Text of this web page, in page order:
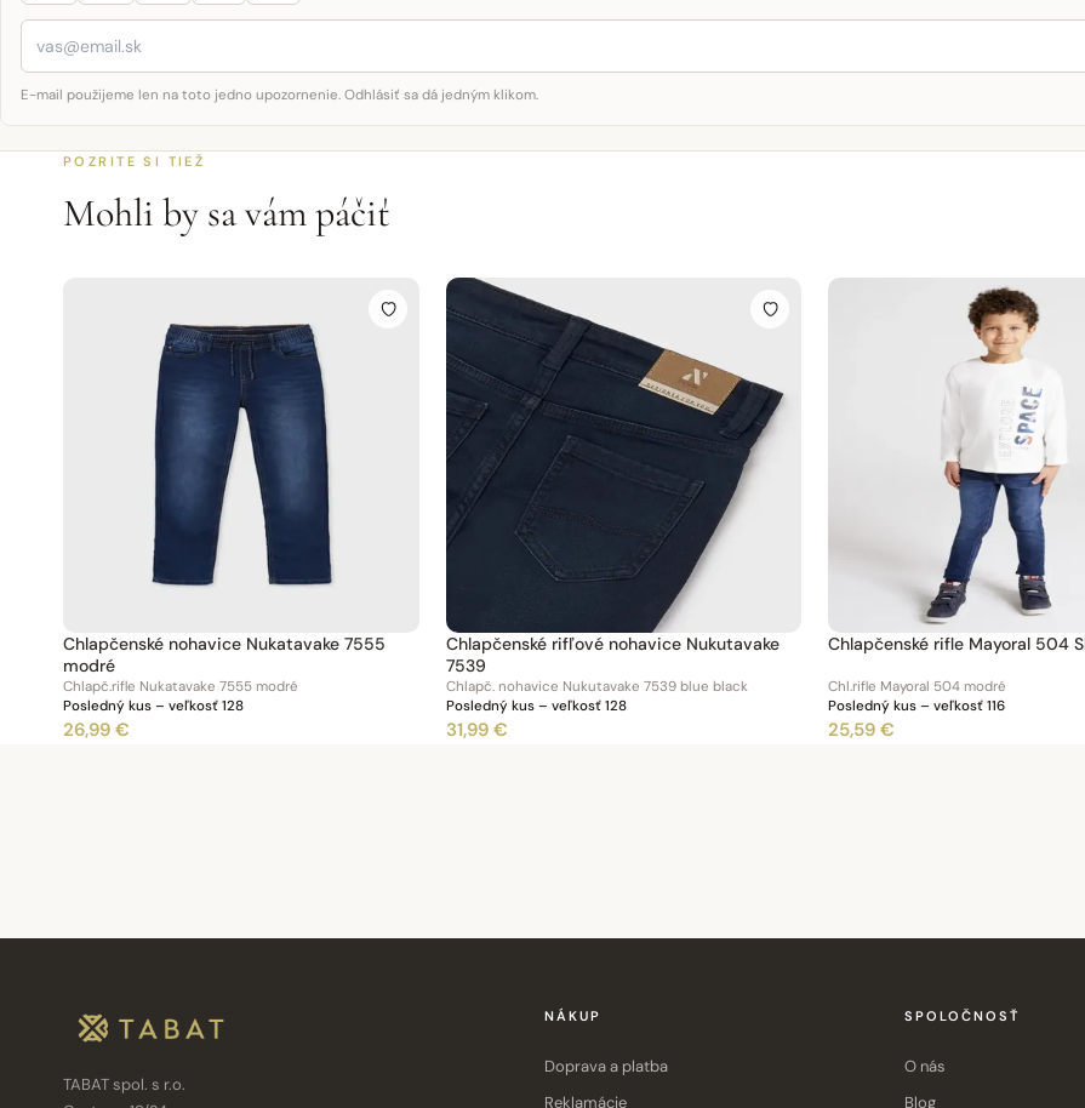
E-mail použijeme len na toto jedno upozornenie. Odhlásiť sa dá jedným klikom.
POZRITE SI TIEŽ
Mohli by sa vám páčiť
Chlapčenské nohavice Nukatavake 7555
modré
Chlapč.rifle Nukatavake 7555 modré
Posledný kus – veľkosť 128
26,99 €
Chlapčenské rifľové nohavice Nukutavake
7539
Chlapč. nohavice Nukutavake 7539 blue black
Posledný kus – veľkosť 128
31,99 €
Chlapčenské rifle Mayoral 504
Chl.rifle Mayoral 504 modré
Posledný kus – veľkosť 116
25,59 €
TABAT spol. s r.o.
NÁKUP
Doprava a platba
Reklamácie
SPOLOČNOSŤ
O nás
Blog